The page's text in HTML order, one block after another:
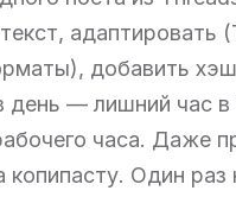
текст,
добавить
день — лишний час
часа. Даже
Один раз